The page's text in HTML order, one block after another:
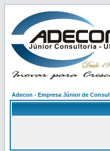
Adecon - Empresa Júnior de